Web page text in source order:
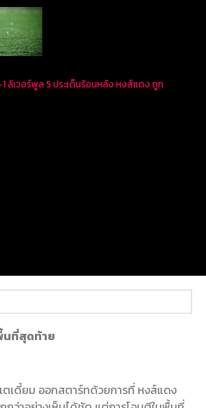
ลิเวอร์พูล 5 ประเด็นร้อนหลัง หงส์แดง ถูก
นที่สุดท้าย
ตเดี้ยม ออกสตาร์ทด้วยการที่ หงส์แดง